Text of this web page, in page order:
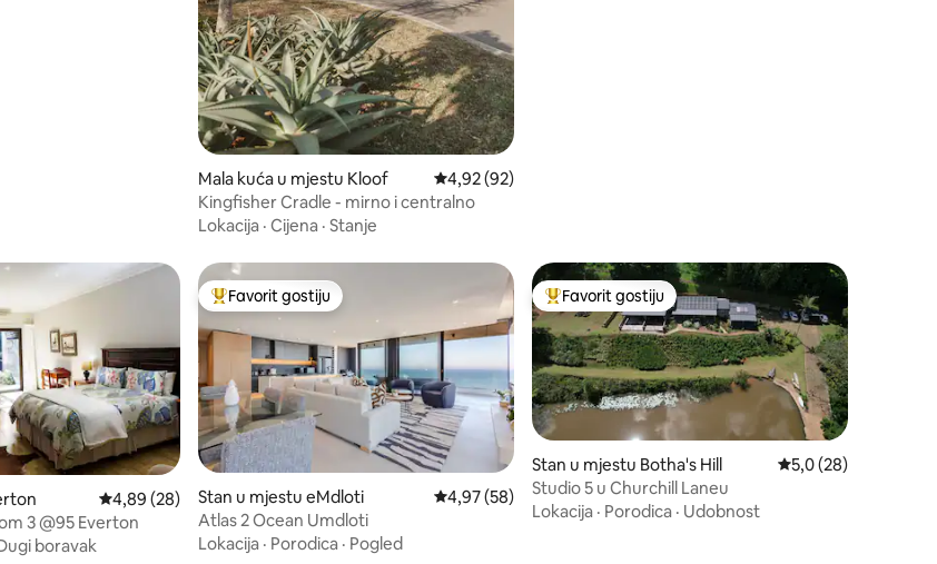
35
Mala kuća u mjestu Kloof Prosječna ocjena: 4,92 od 5, recenzija: 92
4,92 (92)
Kingfisher Cradle - mirno i centralno
Lokacija · Cijena · Stanje
18
Prosječna ocjena: 4,89 od 5, recenzija: 28
4,89 (28)
3 @95 Everton
boravak
Glavni favorit gostiju
Favorit gostiju
Stan u mjestu eMdloti Prosječna ocjena: 4,97 od 5, recenzija: 58
4,97 (58)
Atlas 2 Ocean Umdloti
Lokacija · Porodica · Pogled
Glavni favorit gostiju
Favorit gostiju
Stan u mjestu Botha's Hill Prosječna ocjena:
5,0 (28)
Studio 5 u Churchill Laneu
Lokacija · Porodica · Udobnost